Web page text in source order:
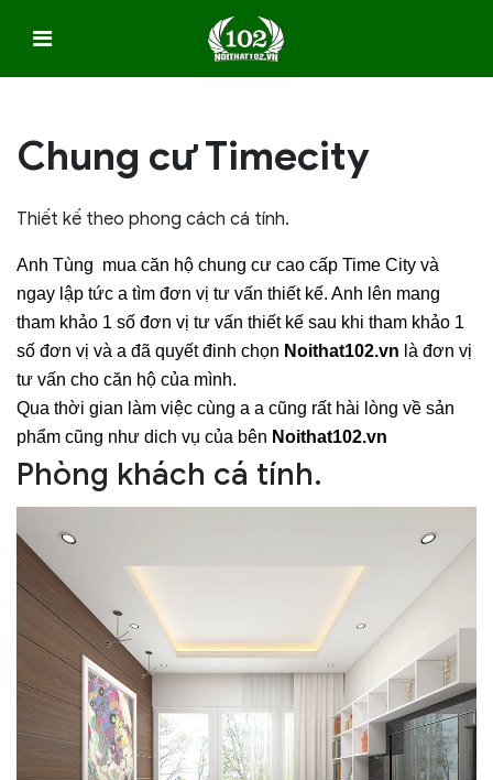
Chung cư Timecity
Thiết kế theo phong cách cá tính.
Anh Tùng mua căn hộ chung cư cao cấp Time City và
ngay lập tức a tìm đơn vị tư vấn thiết kế. Anh lên mang
tham khảo 1 số đơn vị tư vấn thiết kế sau khi tham khảo 1
số đơn vị và a đã quyết đinh chọn Noithat102.vn là đơn vị
tư vấn cho căn hộ của mình.
Qua thời gian làm việc cùng a a cũng rất hài lòng về sản
phẩm cũng như dich vụ của bên Noithat102.vn
Phòng khách cá tính.